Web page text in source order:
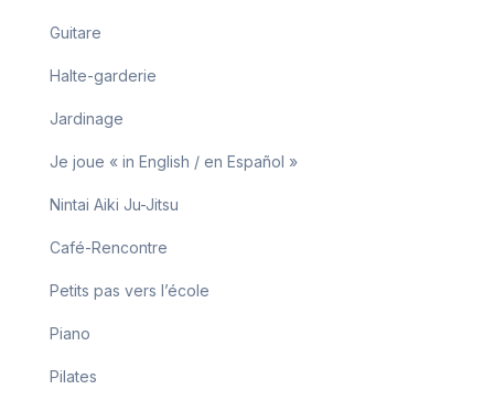
Guitare
Halte-garderie
Jardinage
Je joue « in English / en Español »
Nintai Aiki Ju-Jitsu
Café-Rencontre
Petits pas vers l’école
Piano
Pilates